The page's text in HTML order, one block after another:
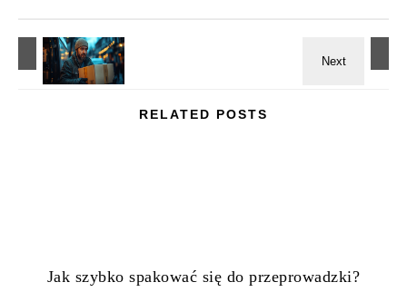
RELATED POSTS
Jak szybko spakować się do przeprowadzki?